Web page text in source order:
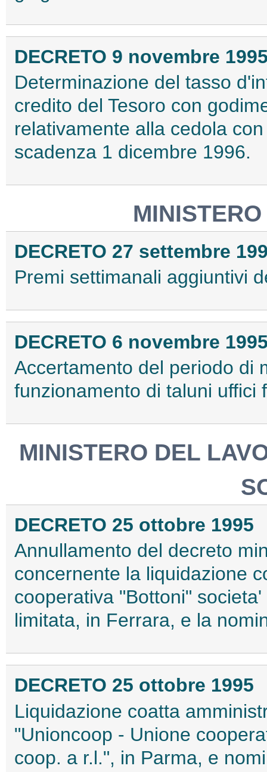
DECRETO 9 novembre
Determinazione del tasso
credito del Tesoro con
relativamente alla cedola
scadenza 1 dicembre 1996.
DECRETO 27 settembre
Premi settimanali aggiuntivi
DECRETO 6 novembre
Accertamento del periodo di
funzionamento di taluni uffici
MINISTERO DEL
DECRETO 25 ottobre 1995
Annullamento del decreto
concernente la liquidazione
cooperativa "Bottoni"
limitata, in Ferrara, e la
DECRETO 25 ottobre 1995
Liquidazione coatta
"Unioncoop - Unione
coop. a r.l.", in Parma, e